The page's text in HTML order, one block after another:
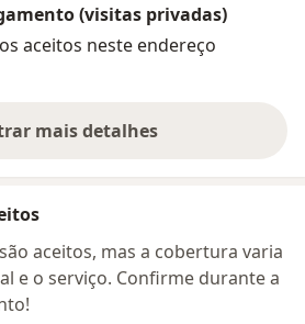
(visitas privadas)
aceitos neste endereço
mais detalhes
sobre o endereço
aceitos, mas a cobertura varia
e o serviço. Confirme durante a